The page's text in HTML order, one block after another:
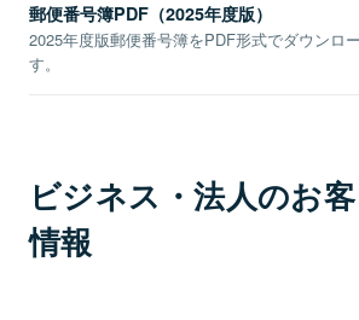
郵便番号簿PDF（2025年度版）
2025年度版郵便番号簿をPDF形式でダウンロ
す。
ビジネス・法人のお
情報